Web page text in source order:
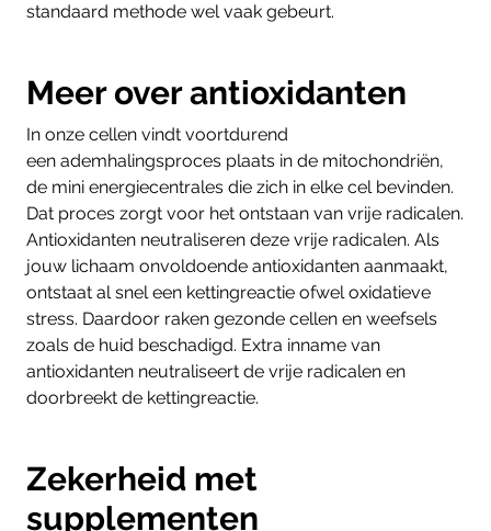
standaard methode wel vaak gebeurt.
Meer over antioxidanten
In onze cellen vindt voortdurend
een ademhalingsproces plaats in de mitochondriën,
de mini energiecentrales die zich in elke cel bevinden.
Dat proces zorgt voor het ontstaan van vrije radicalen.
Antioxidanten neutraliseren deze vrije radicalen. Als
jouw lichaam onvoldoende antioxidanten aanmaakt,
ontstaat al snel een kettingreactie ofwel oxidatieve
stress. Daardoor raken gezonde cellen en weefsels
zoals de huid beschadigd. Extra inname van
antioxidanten neutraliseert de vrije radicalen en
doorbreekt de kettingreactie.
Zekerheid met
supplementen